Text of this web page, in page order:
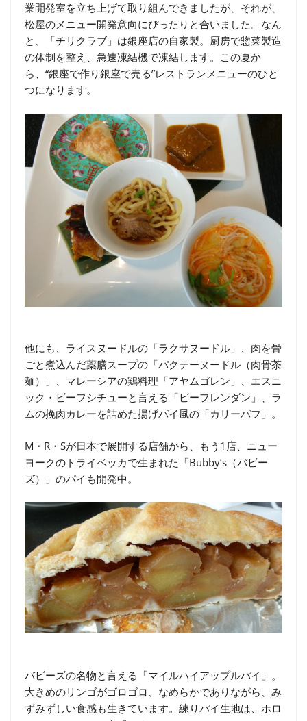
業開発室を立ち上げて取り組んできましたが、それが、
松屋のメニュー開発意向にぴったりと合いました。なん
と、「チリクラブ」は銀座店の自家製。厨房で惣菜製造
の体制を整え、急速凍結機で凍結します。この夏か
ら、“銀座で作り銀座で売る”レストランメニューのひと
つになります。
他にも、ライスヌードルの「ラクサヌードル」、肉を骨
ごと煮込んだ薬膳スープの「パクテーヌードル（肉骨茶
麺）」、マレーシアの鶏料理「アヤムゴレン」、エスニ
ック・ビーフシチューと言える「ビーフレンダン」、ラ
ムの挽肉カレーを詰めた揚げパイ風の「カリーパフ」。
M・R・Sが日本で展開する店舗から、もう1店、ニュー
ヨークのトライベッカで生まれた「Bubby’s（バビー
ズ）」のパイも開発中。
バビーズの名物と言える「マイルハイアップルパイ」。
大きめのリンゴがゴロゴロ、なめらかでありながら、み
ずみずしい食感も生きています。練りパイ生地は、ホロ